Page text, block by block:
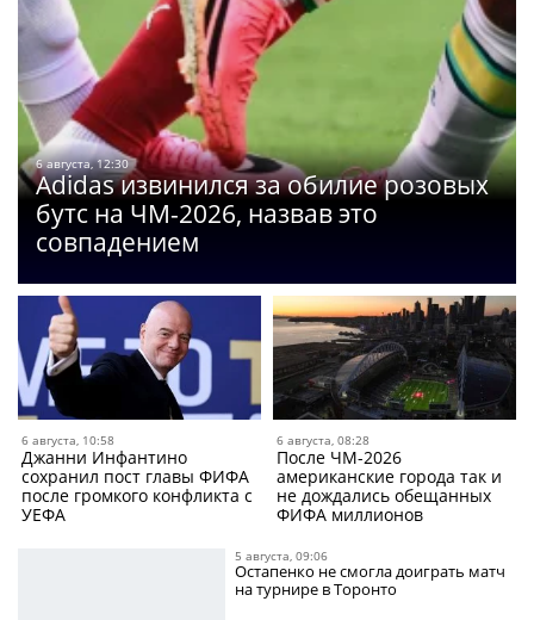
6 августа, 12:30
Adidas извинился за обилие розовых
бутс на ЧМ-2026, назвав это
совпадением
6 августа, 10:58
Джанни Инфантино
сохранил пост главы ФИФА
после громкого конфликта с
УЕФА
6 августа, 08:28
После ЧМ-2026
американские города так и
не дождались обещанных
ФИФА миллионов
5 августа, 09:06
Остапенко не смогла доиграть матч
на турнире в Торонто